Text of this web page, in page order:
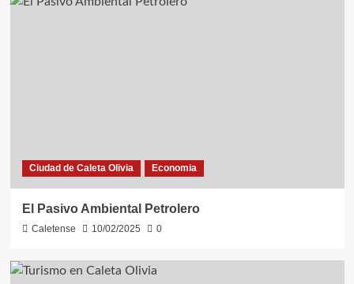
Ciudad de Caleta Olivia Economia
El Pasivo Ambiental Petrolero
Caletense 10/02/2025 0